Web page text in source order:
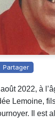
Partager
2022, à
Lemoine,
Il est